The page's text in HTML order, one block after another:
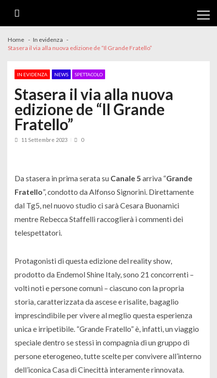
Home
In evidenza
Stasera il via alla nuova edizione de “Il Grande Fratello”
IN EVIDENZA NEWS SPETTACOLO
Stasera il via alla nuova
edizione de “Il Grande
Fratello”
11 Settembre 2023 0
Da stasera in prima serata su Canale 5 arriva “Grande
Fratello”, condotto da Alfonso Signorini. Direttamente
dal Tg5, nel nuovo studio ci sarà Cesara Buonamici
mentre Rebecca Staffelli raccoglierà i commenti dei
telespettatori.
Protagonisti di questa edizione del reality show,
prodotto da Endemol Shine Italy, sono 21 concorrenti –
volti noti e persone comuni – ciascuno con la propria
storia, caratterizzata da ascese e risalite, bagaglio
imprescindibile per vivere al meglio questa esperienza
unica e irripetibile. “Grande Fratello” è, infatti, un viaggio
speciale dentro se stessi in compagnia di un gruppo di
persone eterogeneo, tutte scelte per convivere all’interno
dell’iconica Casa di Cinecittà interamente rinnovata.